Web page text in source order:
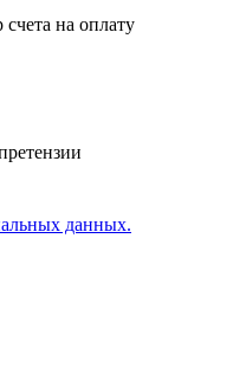
на оплату
данных.